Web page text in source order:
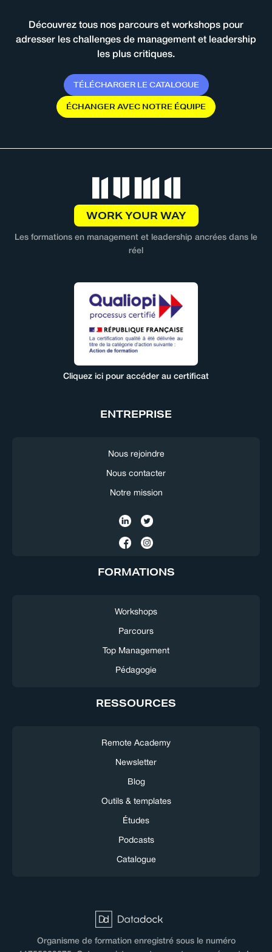
Découvrez tous nos parcours et workshops pour
adresser les challenges de management et leadership
les plus critiques.
TÉLÉCHARGER LE CATALOGUE
ÉCHANGERAVEC NOTRE ÉQUIPE
WORK YOUR WAY
Les formations en management et leadership ancrées dans le
réel
Cliquez ici pour accéder au certificat
ENTREPRISE
Nous rejoindre
Nous contacter
Notre mission
FORMATIONS
Workshops
Parcours
Top Management
Pédagogie
RESSOURCES
Remote Academy
Newsletter
Blog
Outils & templates
Études
Podcasts
Catalogue
Organisme de formation enregistré sous le numéro